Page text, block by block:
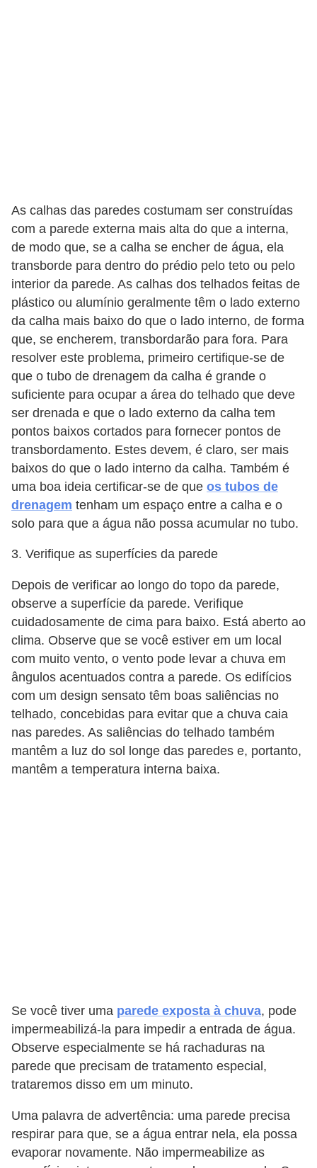
As calhas das paredes costumam ser construídas
com a parede externa mais alta do que a interna,
de modo que, se a calha se encher de água, ela
transborde para dentro do prédio pelo teto ou pelo
interior da parede. As calhas dos telhados feitas de
plástico ou alumínio geralmente têm o lado externo
da calha mais baixo do que o lado interno, de forma
que, se encherem, transbordarão para fora. Para
resolver este problema, primeiro certifique-se de
que o tubo de drenagem da calha é grande o
suficiente para ocupar a área do telhado que deve
ser drenada e que o lado externo da calha tem
pontos baixos cortados para fornecer pontos de
transbordamento. Estes devem, é claro, ser mais
baixos do que o lado interno da calha. Também é
uma boa ideia certificar-se de que os tubos de
drenagem tenham um espaço entre a calha e o
solo para que a água não possa acumular no tubo.
3. Verifique as superfícies da parede
Depois de verificar ao longo do topo da parede,
observe a superfície da parede. Verifique
cuidadosamente de cima para baixo. Está aberto ao
clima. Observe que se você estiver em um local
com muito vento, o vento pode levar a chuva em
ângulos acentuados contra a parede. Os edifícios
com um design sensato têm boas saliências no
telhado, concebidas para evitar que a chuva caia
nas paredes. As saliências do telhado também
mantêm a luz do sol longe das paredes e, portanto,
mantêm a temperatura interna baixa.
Se você tiver uma parede exposta à chuva, pode
impermeabilizá-la para impedir a entrada de água.
Observe especialmente se há rachaduras na
parede que precisam de tratamento especial,
trataremos disso em um minuto.
Uma palavra de advertência: uma parede precisa
respirar para que, se a água entrar nela, ela possa
evaporar novamente. Não impermeabilize as